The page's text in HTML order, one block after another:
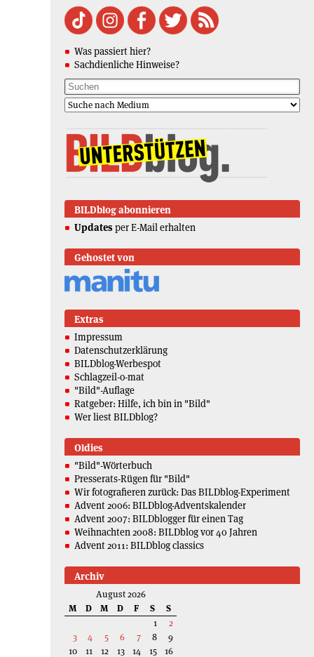
Was passiert hier?
Sachdienliche Hinweise?
BILDblog abonnieren
Updates per E-Mail erhalten
Gehostet von
Extras
Impressum
Datenschutzerklärung
BILDblog-Werbespot
Schlagzeil-o-mat
"Bild"-Auflage
Ratgeber: Hilfe, ich bin in "Bild"
Wer liest BILDblog?
Oldies
"Bild"-Wörterbuch
Presserats-Rügen für "Bild"
Wir fotografieren zurück: Das BILDblog-Experiment
Advent 2006: BILDblog-Adventskalender
Advent 2007: BILDblogger für einen Tag
Weihnachten 2008: BILDblog vor 40 Jahren
Advent 2011: BILDblog classics
Archiv
August 2026
M
D M D F S
S
1
2
3
4 5 6 7 8
9
10
11 12 13 14 15 16